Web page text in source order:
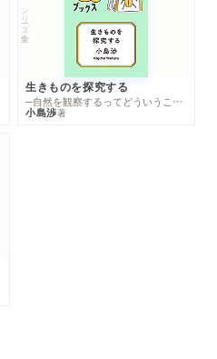
シリーズ・全集
生きものを探究する
─自然を観察するってどういうこと？
小島渉著